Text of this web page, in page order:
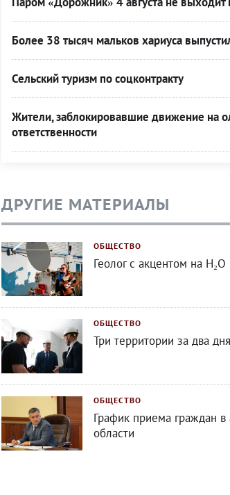
Более 38 тысяч мальков хариуса
Сельский туризм по соцконтракту
Жители, заблокировавшие движение на
ответственности
ДРУГИЕ МАТЕРИАЛЫ
ОБЩЕСТВО
Геолог с акцентом на H₂O
ОБЩЕСТВО
Три территории за два дня
ОБЩЕСТВО
График приема граждан в
области